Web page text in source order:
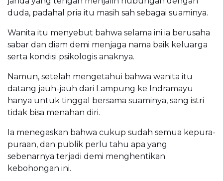
duda, padahal pria itu masih sah sebagai suaminya.
Wanita itu menyebut bahwa selama ini ia berusaha
sabar dan diam demi menjaga nama baik keluarga
serta kondisi psikologis anaknya.
Namun, setelah mengetahui bahwa wanita itu
datang jauh-jauh dari Lampung ke Indramayu
hanya untuk tinggal bersama suaminya, sang istri
tidak bisa menahan diri.
Ia menegaskan bahwa cukup sudah semua kepura-
puraan, dan publik perlu tahu apa yang
sebenarnya terjadi demi menghentikan
kebohongan ini.